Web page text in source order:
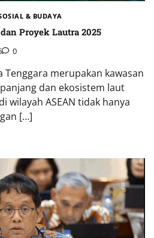
& BUDAYA
Proyek Lautra 2025
0
Tenggara merupakan kawasan
dan ekosistem laut
wilayah ASEAN tidak hanya
[…]